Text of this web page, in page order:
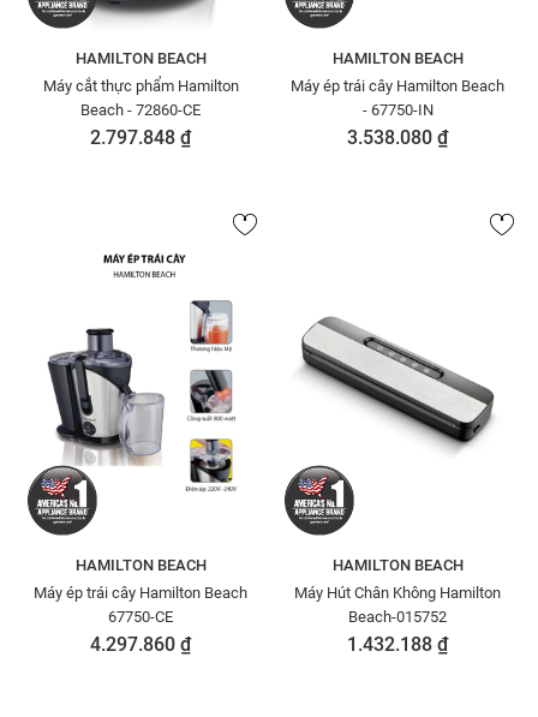
HAMILTON BEACH
Máy cắt thực phẩm Hamilton
Beach - 72860-CE
2.797.848 ₫
HAMILTON BEACH
Máy ép trái cây Hamilton Beach
- 67750-IN
3.538.080 ₫
HAMILTON BEACH
Máy ép trái cây Hamilton Beach
67750-CE
4.297.860 ₫
HAMILTON BEACH
Máy Hút Chân Không Hamilton
Beach-015752
1.432.188 ₫